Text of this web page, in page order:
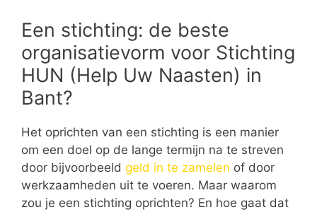
Een stichting: de beste
organisatievorm voor Stichting
HUN (Help Uw Naasten) in
Bant?
Het oprichten van een stichting is een manier
om een doel op de lange termijn na te streven
door bijvoorbeeld geld in te zamelen of door
werkzaamheden uit te voeren. Maar waarom
zou je een stichting oprichten? En hoe gaat dat